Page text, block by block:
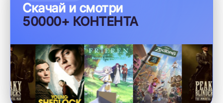
Скачай и смотри
50000+ КОНТЕНТА